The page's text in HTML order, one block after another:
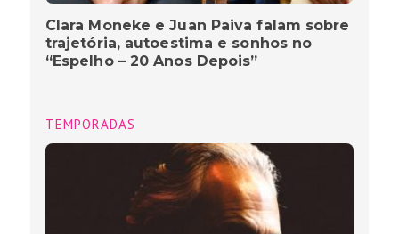
Clara Moneke e Juan Paiva falam sobre
trajetória, autoestima e sonhos no
“Espelho – 20 Anos Depois”
TEMPORADAS